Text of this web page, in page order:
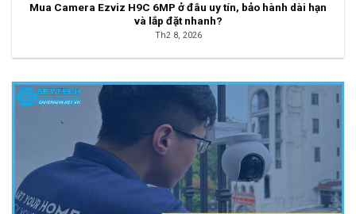
Mua Camera Ezviz H9C 6MP ở đâu uy tín, bảo hành dài hạn
và lắp đặt nhanh?
Th2 8, 2026